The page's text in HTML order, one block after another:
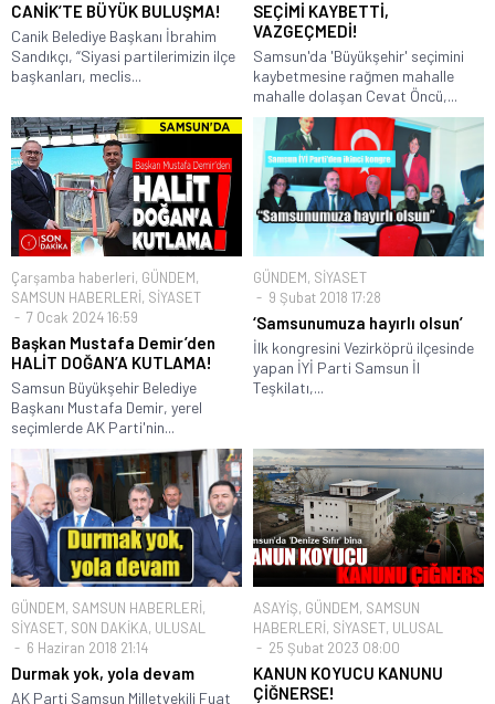
CANİK’TE BÜYÜK BULUŞMA!
Canik Belediye Başkanı İbrahim
Sandıkçı, “Siyasi partilerimizin ilçe
başkanları, meclis...
SEÇİMİ KAYBETTİ,
VAZGEÇMEDİ!
Samsun'da 'Büyükşehir' seçimini
kaybetmesine rağmen mahalle
mahalle dolaşan Cevat Öncü,...
Çarşamba haberleri, GÜNDEM,
SAMSUN HABERLERİ, SİYASET
7 Ocak 2024 16:59
Başkan Mustafa Demir’den
HALİT DOĞAN’A KUTLAMA!
Samsun Büyükşehir Belediye
Başkanı Mustafa Demir, yerel
seçimlerde AK Parti'nin...
GÜNDEM, SİYASET
9 Şubat 2018 17:28
‘Samsunumuza hayırlı olsun’
İlk kongresini Vezirköprü ilçesinde
yapan İYİ Parti Samsun İl
Teşkilatı,...
GÜNDEM, SAMSUN HABERLERİ,
SİYASET, SON DAKİKA, ULUSAL
6 Haziran 2018 21:14
Durmak yok, yola devam
AK Parti Samsun Milletvekili Fuat
ASAYİŞ, GÜNDEM, SAMSUN
HABERLERİ, SİYASET, ULUSAL
25 Şubat 2023 08:00
KANUN KOYUCU KANUNU
ÇİĞNERSE!